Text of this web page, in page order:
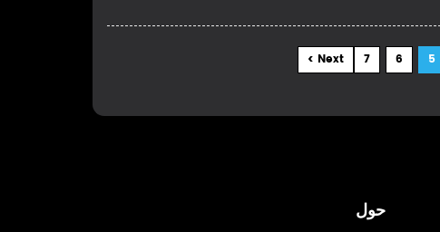
5
6
7
Next >
حول